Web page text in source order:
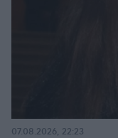
07.08.2026, 22:23